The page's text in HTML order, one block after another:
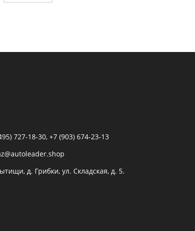
727-18-30, +7 (903) 674-23-13
д. Грибки, ул. Складская, д. 5.